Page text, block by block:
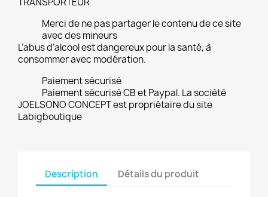
Merci de ne pas partager le contenu de ce site
avec des mineurs
L’abus d’alcool est dangereux pour la santé, à
consommer avec modération.
Paiement sécurisé
Paiement sécurisé CB et Paypal. La société
JOELSONO CONCEPT est propriétaire du site
Labigboutique
Description Détails du produit